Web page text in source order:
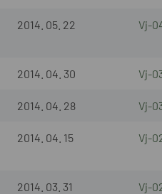
2014. 05. 22 Vj-
2014. 04. 30 Vj-
2014. 04. 28 Vj-
2014. 04. 15 Vj-
2014. 03. 31 Vj-